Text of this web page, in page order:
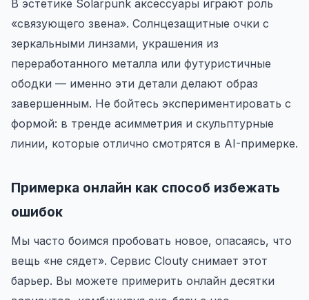
В эстетике Solarpunk аксессуары играют роль
«связующего звена». Солнцезащитные очки с
зеркальными линзами, украшения из
переработанного металла или футуристичные
ободки — именно эти детали делают образ
завершенным. Не бойтесь экспериментировать с
формой: в тренде асимметрия и скульптурные
линии, которые отлично смотрятся в AI-примерке.
Примерка онлайн как способ избежать
ошибок
Мы часто боимся пробовать новое, опасаясь, что
вещь «не сядет». Сервис Clouty снимает этот
барьер. Вы можете примерить онлайн десятки